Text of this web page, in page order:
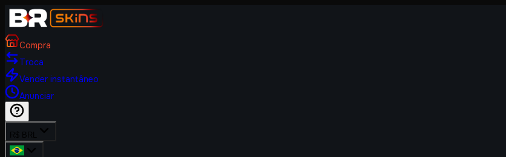
Compra
Troca
Vender instantâneo
Anunciar
R$ BRL